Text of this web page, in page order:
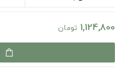
1,124,800 تومان